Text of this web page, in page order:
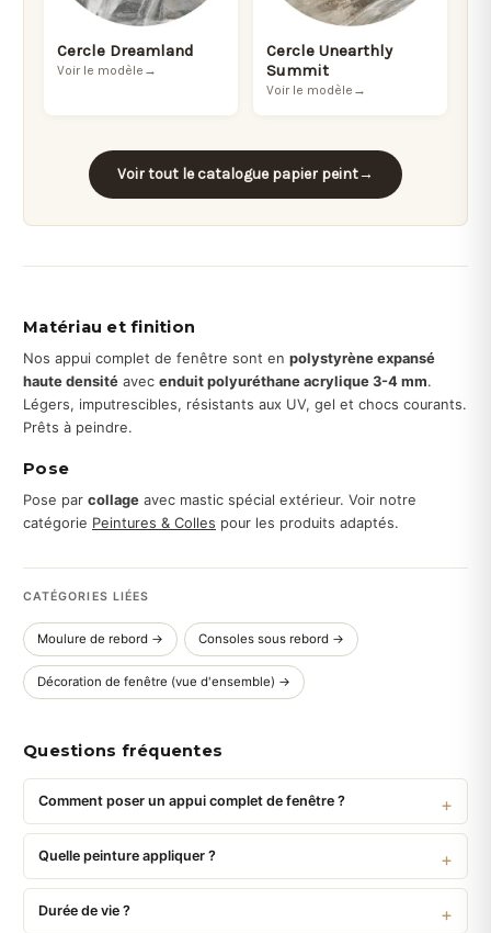
Cercle Dreamland
Voir le modèle →
Cercle Unearthly
Summit
Voir le modèle →
Voir tout le catalogue papier peint→
Matériau et finition
Nos appui complet de fenêtre sont en polystyrène expansé
haute densité avec enduit polyuréthane acrylique 3-4 mm.
Légers, imputrescibles, résistants aux UV, gel et chocs courants.
Prêts à peindre.
Pose
Pose par collage avec mastic spécial extérieur. Voir notre
catégorie Peintures & Colles pour les produits adaptés.
CATÉGORIES LIÉES
Moulure de rebord → Consoles sous rebord →
Décoration de fenêtre (vue d'ensemble) →
Questions fréquentes
Comment poser un appui complet de fenêtre ?
Quelle peinture appliquer ?
Durée de vie ?